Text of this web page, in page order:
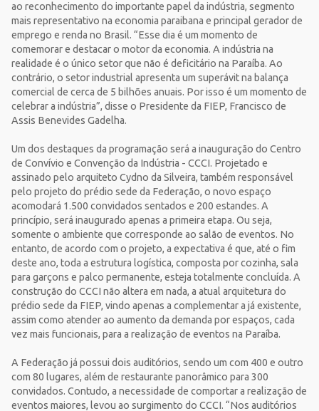
ao reconhecimento do importante papel da indústria, segmento
mais representativo na economia paraibana e principal gerador de
emprego e renda no Brasil. “Esse dia é um momento de
comemorar e destacar o motor da economia. A indústria na
realidade é o único setor que não é deficitário na Paraíba. Ao
contrário, o setor industrial apresenta um superávit na balança
comercial de cerca de 5 bilhões anuais. Por isso é um momento de
celebrar a indústria”, disse o Presidente da FIEP, Francisco de
Assis Benevides Gadelha.
Um dos destaques da programação será a inauguração do Centro
de Convívio e Convenção da Indústria - CCCI. Projetado e
assinado pelo arquiteto Cydno da Silveira, também responsável
pelo projeto do prédio sede da Federação, o novo espaço
acomodará 1.500 convidados sentados e 200 estandes. A
princípio, será inaugurado apenas a primeira etapa. Ou seja,
somente o ambiente que corresponde ao salão de eventos. No
entanto, de acordo com o projeto, a expectativa é que, até o fim
deste ano, toda a estrutura logística, composta por cozinha, sala
para garçons e palco permanente, esteja totalmente concluída. A
construção do CCCI não altera em nada, a atual arquitetura do
prédio sede da FIEP, vindo apenas a complementar a já existente,
assim como atender ao aumento da demanda por espaços, cada
vez mais funcionais, para a realização de eventos na Paraíba.
A Federação já possui dois auditórios, sendo um com 400 e outro
com 80 lugares, além de restaurante panorâmico para 300
convidados. Contudo, a necessidade de comportar a realização de
eventos maiores, levou ao surgimento do CCCI. “Nos auditórios